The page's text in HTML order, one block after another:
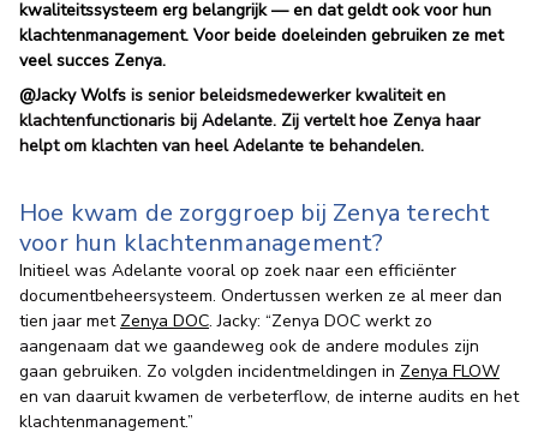
kwaliteitssysteem erg belangrijk — en dat geldt ook voor hun
klachtenmanagement. Voor beide doeleinden gebruiken ze met
veel succes Zenya.
@Jacky Wolfs is senior beleidsmedewerker kwaliteit en
klachtenfunctionaris bij Adelante. Zij vertelt hoe Zenya haar
helpt om klachten van heel Adelante te behandelen.
Hoe kwam de zorggroep bij Zenya terecht
voor hun klachtenmanagement?
Initieel was Adelante vooral op zoek naar een efficiënter
documentbeheersysteem. Ondertussen werken ze al meer dan
tien jaar met Zenya DOC. Jacky: “Zenya DOC werkt zo
aangenaam dat we gaandeweg ook de andere modules zijn
gaan gebruiken. Zo volgden incidentmeldingen in Zenya FLOW
en van daaruit kwamen de verbeterflow, de interne audits en het
klachtenmanagement.”